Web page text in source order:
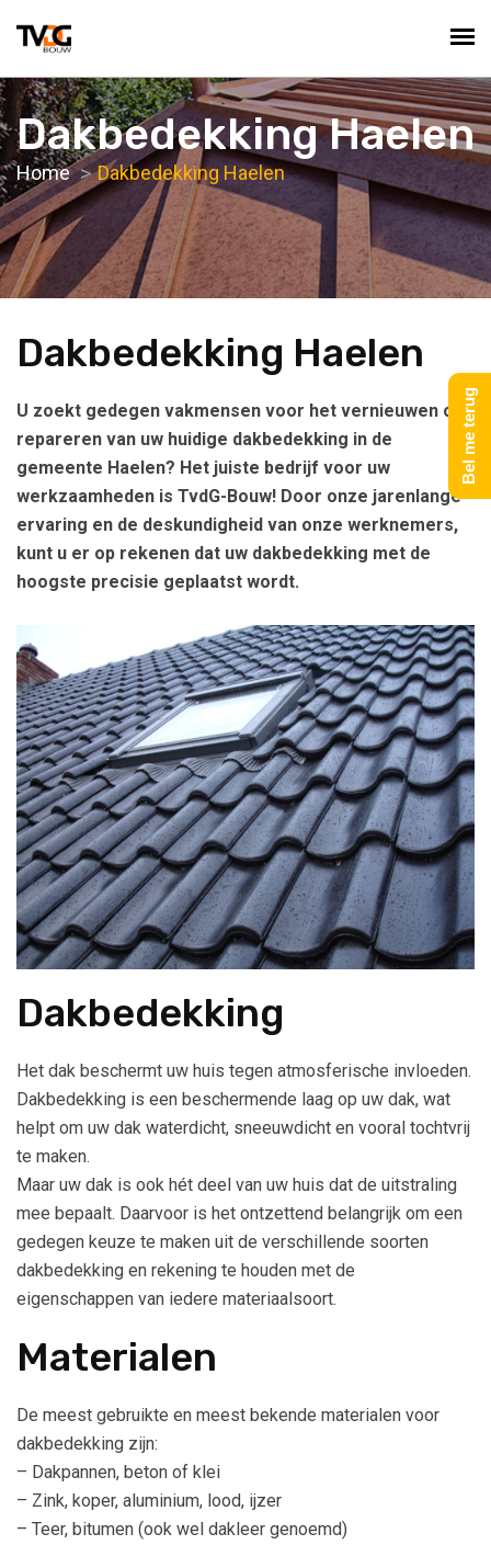
Dakbedekking Haelen
Home Dakbedekking Haelen
Dakbedekking Haelen
U zoekt gedegen vakmensen voor het vernieuwen of
repareren van uw huidige dakbedekking in de
gemeente Haelen? Het juiste bedrijf voor uw
werkzaamheden is TvdG-Bouw! Door onze jarenlange
ervaring en de deskundigheid van onze werknemers,
kunt u er op rekenen dat uw dakbedekking met de
hoogste precisie geplaatst wordt.
Dakbedekking
Het dak beschermt uw huis tegen atmosferische invloeden.
Dakbedekking is een beschermende laag op uw dak, wat
helpt om uw dak waterdicht, sneeuwdicht en vooral tochtvrij
te maken.
Maar uw dak is ook hét deel van uw huis dat de uitstraling
mee bepaalt. Daarvoor is het ontzettend belangrijk om een
gedegen keuze te maken uit de verschillende soorten
dakbedekking en rekening te houden met de
eigenschappen van iedere materiaalsoort.
Materialen
De meest gebruikte en meest bekende materialen voor
dakbedekking zijn:
– Dakpannen, beton of klei
– Zink, koper, aluminium, lood, ijzer
– Teer, bitumen (ook wel dakleer genoemd)
Bel me terug